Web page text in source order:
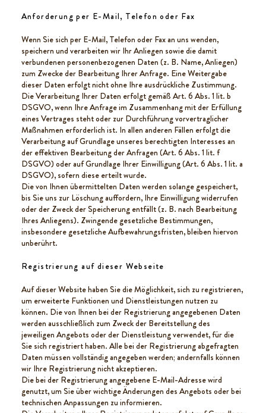
Anforderung per E-Mail, Telefon oder Fax
Wenn Sie sich per E-Mail, Telefon oder Fax an uns wenden,
speichern und verarbeiten wir Ihr Anliegen sowie die damit
verbundenen personenbezogenen Daten (z. B. Name, Anliegen)
zum Zwecke der Bearbeitung Ihrer Anfrage. Eine Weitergabe
dieser Daten erfolgt nicht ohne Ihre ausdrückliche Zustimmung.
Die Verarbeitung Ihrer Daten erfolgt gemäß Art. 6 Abs. 1 lit. b
DSGVO, wenn Ihre Anfrage im Zusammenhang mit der Erfüllung
eines Vertrages steht oder zur Durchführung vorvertraglicher
Maßnahmen erforderlich ist. In allen anderen Fällen erfolgt die
Verarbeitung auf Grundlage unseres berechtigten Interesses an
der effektiven Bearbeitung der Anfragen (Art. 6 Abs. 1 lit. f
DSGVO) oder auf Grundlage Ihrer Einwilligung (Art. 6 Abs. 1 lit. a
DSGVO), sofern diese erteilt wurde.
Die von Ihnen übermittelten Daten werden solange gespeichert,
bis Sie uns zur Löschung auffordern, Ihre Einwilligung widerrufen
oder der Zweck der Speicherung entfällt (z. B. nach Bearbeitung
Ihres Anliegens). Zwingende gesetzliche Bestimmungen,
insbesondere gesetzliche Aufbewahrungsfristen, bleiben hiervon
unberührt.
Registrierung auf dieser Webseite
Auf dieser Website haben Sie die Möglichkeit, sich zu registrieren,
um erweiterte Funktionen und Dienstleistungen nutzen zu
können. Die von Ihnen bei der Registrierung angegebenen Daten
werden ausschließlich zum Zweck der Bereitstellung des
jeweiligen Angebots oder der Dienstleistung verwendet, für die
Sie sich registriert haben. Alle bei der Registrierung abgefragten
Daten müssen vollständig angegeben werden; andernfalls können
wir Ihre Registrierung nicht akzeptieren.
Die bei der Registrierung angegebene E-Mail-Adresse wird
genutzt, um Sie über wichtige Änderungen des Angebots oder bei
technischen Anpassungen zu informieren.